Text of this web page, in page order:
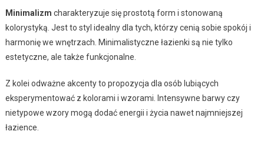
Minimalizm charakteryzuje się prostotą form i stonowaną
kolorystyką. Jest to styl idealny dla tych, którzy cenią sobie spokój i
harmonię we wnętrzach. Minimalistyczne łazienki są nie tylko
estetyczne, ale także funkcjonalne.
Z kolei odważne akcenty to propozycja dla osób lubiących
eksperymentować z kolorami i wzorami. Intensywne barwy czy
nietypowe wzory mogą dodać energii i życia nawet najmniejszej
łazience.